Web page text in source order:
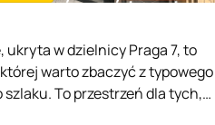
ukryta w dzielnicy Praga 7, to
warto zbaczyć z typowego
To przestrzeń dla tych,